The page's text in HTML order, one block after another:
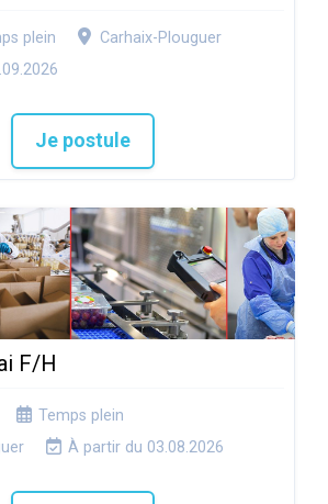
plein
Carhaix-Plouguer
Je postule
F/H
Temps plein
À partir du 03.08.2026